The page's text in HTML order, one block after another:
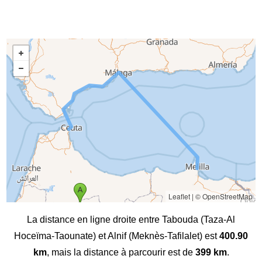
Leaflet| © OpenStreetMap
La distance en ligne droite entre Tabouda (Taza-Al
Hoceïma-Taounate) et Alnif (Meknès-Tafilalet) est400.90
km, mais la distance à parcourir est de 399 km.